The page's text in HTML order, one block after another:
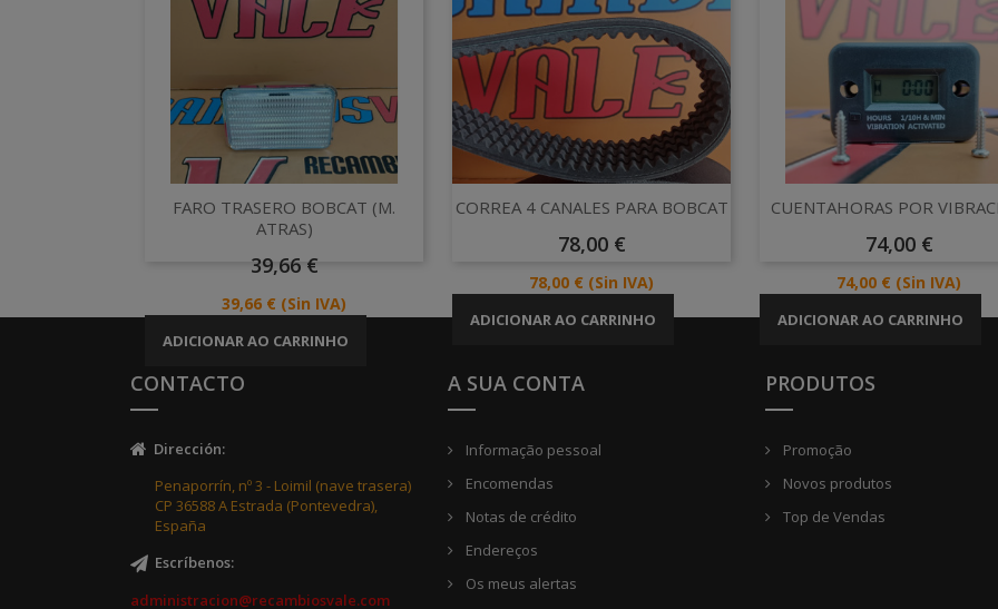
Vista rápida
FARO TRASERO BOBCAT (M.
ATRAS)
Preço
39,66 €
Preço
39,66 € (Sin IVA)
ADICIONAR AO CARRINHO
Vista rápida
CORREA 4 CANALES PARA BOBCAT
Preço
78,00 €
Preço
78,00 € (Sin IVA)
ADICIONAR AO CARRINHO
Vista rápida
CUENTAHORAS POR
Preço
74,00 €
Preço
74,00 € (Sin IVA)
ADICIONAR AO CARRINHO
CONTACTO
Dirección:
Penaporrín, nº 3 - Loimil (nave trasera)
CP 36588 A Estrada (Pontevedra),
España
Escríbenos:
administracion@recambiosvale.com
A SUA CONTA
Informação pessoal
Encomendas
Notas de crédito
Endereços
Os meus alertas
PRODUTOS
Promoção
Novos produtos
Top de Vendas